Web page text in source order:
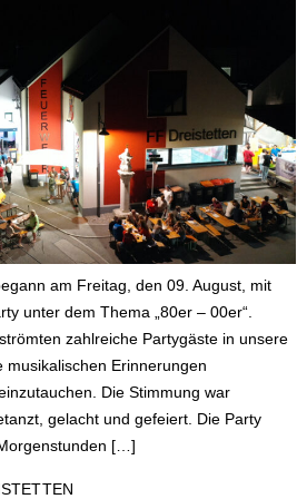
am Freitag, den 09. August, mit
unter dem Thema „80er – 00er“.
zahlreiche Partygäste in unsere
musikalischen Erinnerungen
Die Stimmung war
gelacht und gefeiert. Die Party
[…]